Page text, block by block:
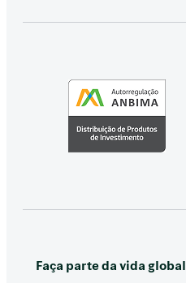
Faça parte da vida global